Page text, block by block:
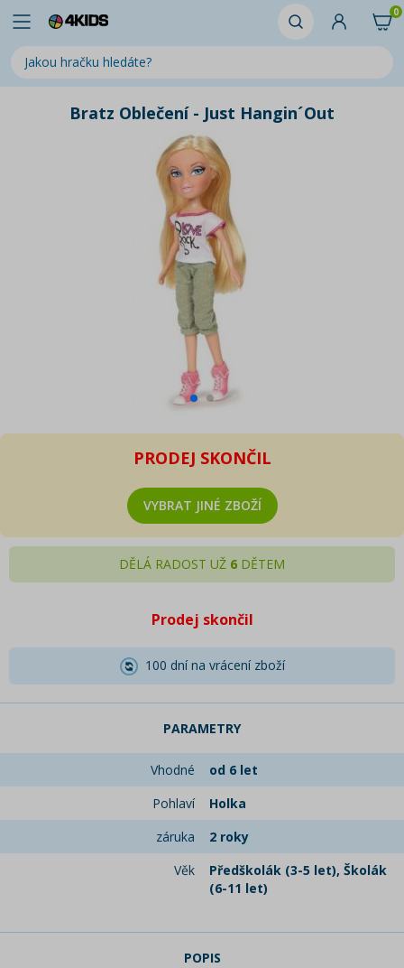
0
Bratz Oblečení - Just Hangin´Out
PRODEJ SKONČIL
VYBRAT JINÉ ZBOŽÍ
DĚLÁ RADOST UŽ 6 DĚTEM
Prodej skončil
100 dní na vrácení zboží
PARAMETRY
Vhodné
od 6 let
Pohlaví
Holka
záruka
2 roky
Věk
Předškolák (3-5 let), Školák
(6-11 let)
POPIS